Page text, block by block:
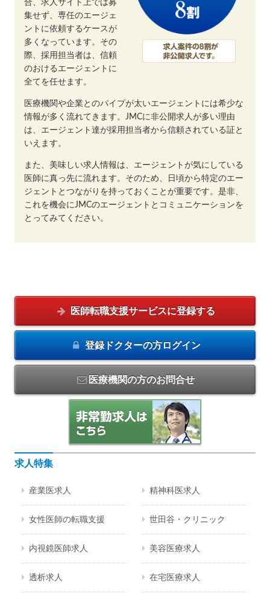
合、求人サイト上では募
集せず、専任のエージェ
ントに依頼するケースが
多くなっています。その
際、採用担当者は、信頼
のおけるエージェントに
全てを任せます。
医療機関や企業とのパイプが太いエージェントには希少な
情報が多く流れてきます。JMCに非公開求人が多い理由
は、エージェント達が採用担当者から信頼されている証と
いえます。
また、美味しい求人情報は、エージェントが気にしている
医師に真っ先に流れます。そのため、日頃から特定のエー
ジェントとつながりを持っておくことが重要です。是非、
これを機会にJMCのエージェントとコミュニケーションを
とってみてください。
医師転職支援サービスに登録する
登録ドクターの方ログイン
医療機関の方のお問合せ
求人特集
産業医求人 精神科医求人
女性医師の転職支援 世田谷・クリニック
内視鏡医師求人 美容医療求人
透析求人 在宅医療求人